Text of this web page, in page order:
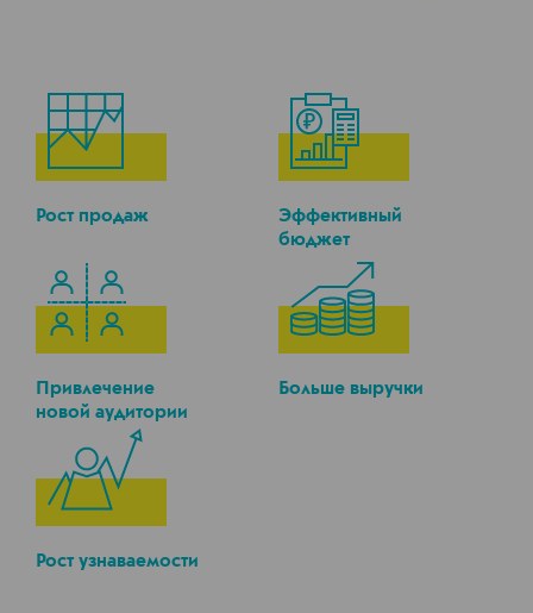
Рост продаж
Эффективный
бюджет
Привлечение
новой аудитории
Больше выручки
Рост узнаваемости